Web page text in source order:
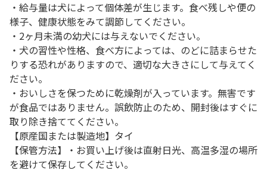
・給与量は犬によって個体差が生じます。食べ残しや便の
様子、健康状態をみて調節してください。
・2ヶ月未満の幼犬には与えないでください。
・犬の習性や性格、食べ方によっては、のどに詰まらせた
りする恐れがありますので、適切な大きさにして与えてく
ださい。
・おいしさを保つために乾燥剤が入っています。無害です
が食品ではありません。誤飲防止のため、開封後はすぐに
取り除き捨ててください。
【原産国または製造地】タイ
【保管方法】・お買い上げ後は直射日光、高温多湿の場所
を避けて保存してください。